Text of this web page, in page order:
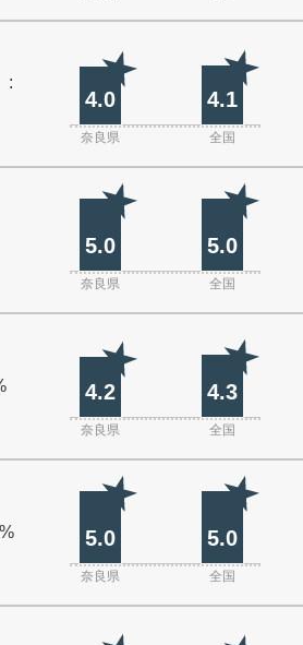
:
4.0 4.1
奈良県 全国
5.0 5.0
奈良県 全国
4.2 4.3
奈良県 全国
5.0 5.0
奈良県 全国